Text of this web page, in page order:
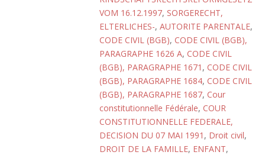
VOM 16.12.1997, SORGERECHT,
ELTERLICHES-, AUTORITE PARENTALE,
CODE CIVIL (BGB), CODE CIVIL (BGB),
PARAGRAPHE 1626 A, CODE CIVIL
(BGB), PARAGRAPHE 1671 , CODE CIVIL
(BGB), PARAGRAPHE 1684, CODE CIVIL
(BGB), PARAGRAPHE 1687, Cour
constitutionnelle Fédérale, COUR
CONSTITUTIONNELLE FEDERALE,
DECISION DU 07 MAI 1991 , Droit civil,
DROIT DE LA FAMILLE, ENFANT,